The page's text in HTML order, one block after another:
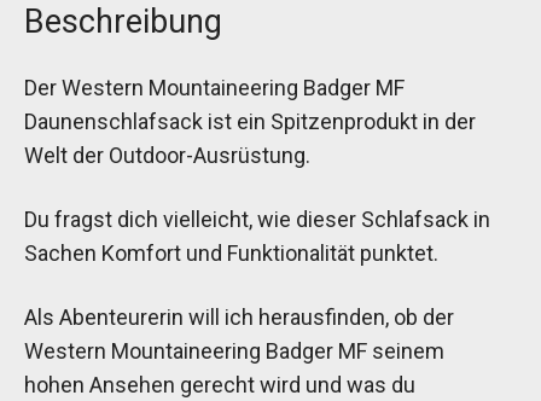
Beschreibung
Der Western Mountaineering Badger MF
Daunenschlafsack ist ein Spitzenprodukt in der
Welt der Outdoor-Ausrüstung.
Du fragst dich vielleicht, wie dieser Schlafsack in
Sachen Komfort und Funktionalität punktet.
Als Abenteurerin will ich herausfinden, ob der
Western Mountaineering Badger MF seinem
hohen Ansehen gerecht wird und was du